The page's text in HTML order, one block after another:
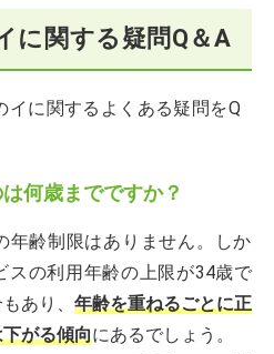
に関する疑問Q＆A
イに関するよくある疑問をQ
何歳までですか？
年齢制限はありません。しか
スの利用年齢の上限が34歳で
あり、 年齢を重ねるごとに正
がる傾向にあるでしょう。